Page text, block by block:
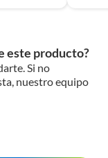
este producto?
Si no
nuestro equipo